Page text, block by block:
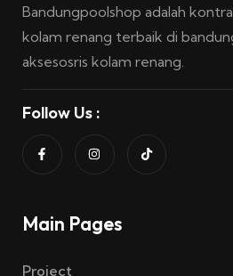
Bandungpoolshop adalah
kolam renang terbaik di
aksesosris kolam renang.
Follow Us :
Main Pages
Project